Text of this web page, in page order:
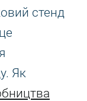
стенд
Як